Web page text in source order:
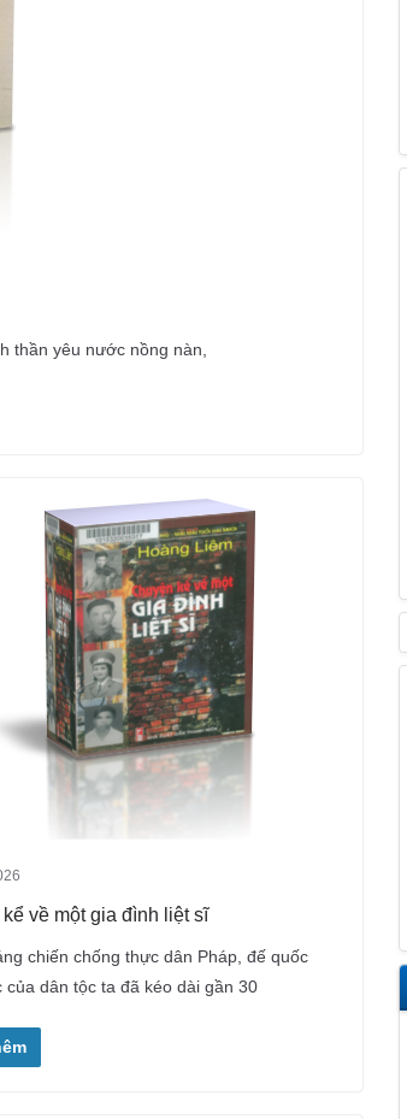
thần yêu nước nồng nàn,
về một gia đình liệt sĩ
chiến chống thực dân Pháp, đế quốc
của dân tộc ta đã kéo dài gần 30